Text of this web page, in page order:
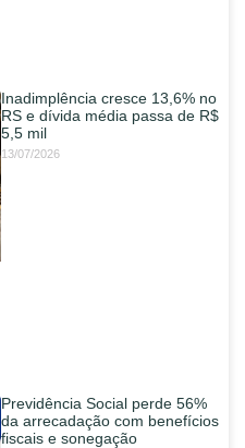
Inadimplência cresce 13,6% no
RS e dívida média passa de R$
5,5 mil
13/07/2026
Previdência Social perde 56%
da arrecadação com benefícios
fiscais e sonegação